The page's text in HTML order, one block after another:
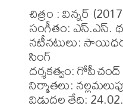
చిత్రం : విన్నర్
సంగీతం: ఎస్.ఎస్.
నటీనటులు:
సింగ్
దర్శకత్వం:
నిర్మాతలు:
విడుదల తేది: